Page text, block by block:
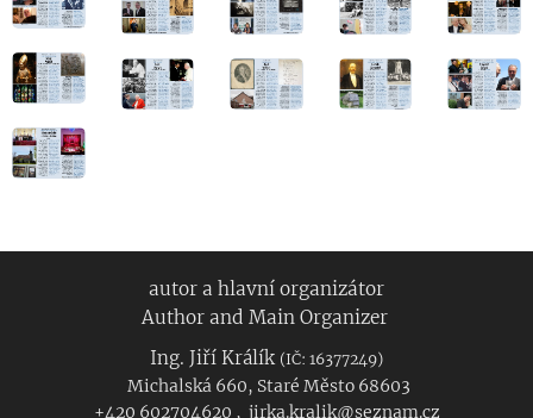
autor a hlavní organizátor
Author and Main Organizer
Ing. Jiří Králík (IČ: 16377249)
Michalská 660, Staré Město 68603
+420 602704620 , jirka.kralik@seznam.cz